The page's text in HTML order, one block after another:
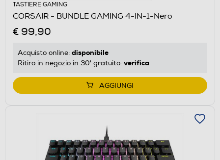
TASTIERE GAMING
CORSAIR - BUNDLE GAMING 4-IN-1-Nero
€ 99,90
Acquisto online: disponibile
Ritiro in negozio in 30' gratuito: verifica
AGGIUNGI